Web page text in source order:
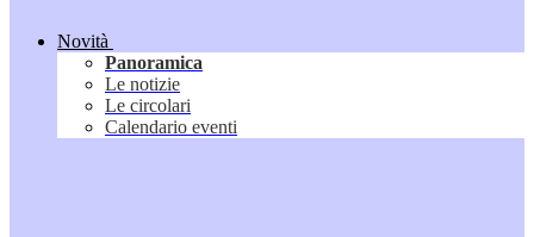
Novità
Panoramica
Le notizie
Le circolari
Calendario eventi